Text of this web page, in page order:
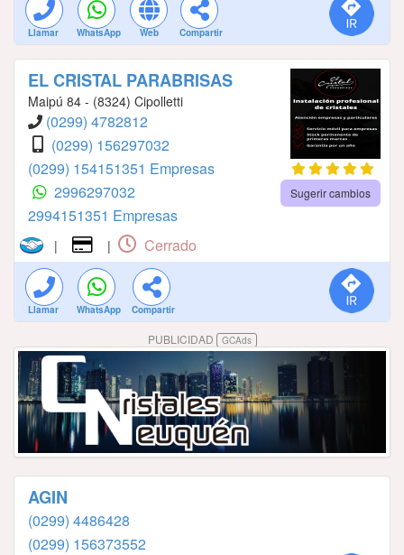
Llamar WhatsApp Web Compartir
EL CRISTAL PARABRISAS
Maipú 84 - (8324) Cipolletti
(0299) 4782812
(0299) 156297032
(0299) 154151351 Empresas
2996297032
2994151351 Empresas
Sugerir cambios
| | Cerrado
Llamar WhatsApp Compartir
PUBLICIDAD GCAds
AGIN
(0299) 4486428
(0299) 156373552